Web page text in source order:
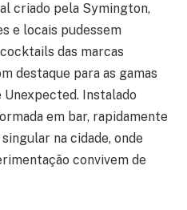
criado pela Symington,
e locais pudessem
das marcas
destaque para as gamas
Instalado
em bar, rapidamente
na cidade, onde
convivem de